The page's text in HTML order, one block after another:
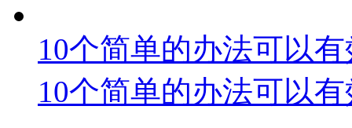
10个简单的办法可以
10个简单的办法可以